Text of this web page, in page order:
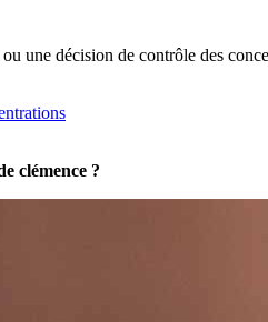
une décision de contrôle des
clémence ?